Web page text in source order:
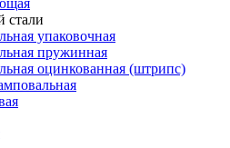
стали
упаковочная
пружинная
оцинкованная (штрипс)